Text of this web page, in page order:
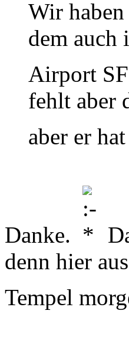
Wir
dem auch
Airport
fehlt aber
aber er
Danke.
denn hier
Tempel